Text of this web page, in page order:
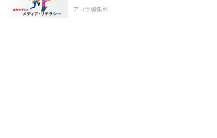
アゴラ編集部